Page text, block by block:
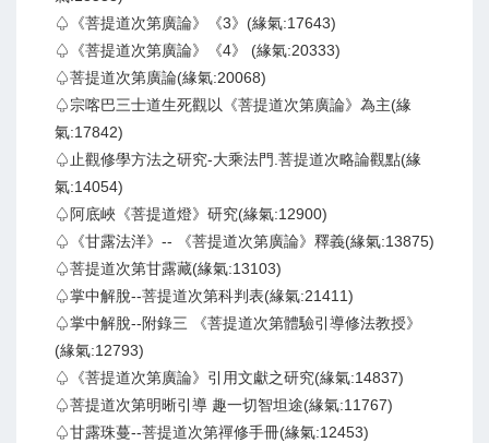
♤《菩提道次第廣論》《3》(緣氣:17643)
♤《菩提道次第廣論》《4》 (緣氣:20333)
♤菩提道次第廣論(緣氣:20068)
♤宗喀巴三士道生死觀以《菩提道次第廣論》為主(緣
氣:17842)
♤止觀修學方法之研究-大乘法門.菩提道次略論觀點(緣
氣:14054)
♤阿底峽《菩提道燈》研究(緣氣:12900)
♤《甘露法洋》-- 《菩提道次第廣論》釋義(緣氣:13875)
♤菩提道次第甘露藏(緣氣:13103)
♤掌中解脫--菩提道次第科判表(緣氣:21411)
♤掌中解脫--附錄三 《菩提道次第體驗引導修法教授》
(緣氣:12793)
♤《菩提道次第廣論》引用文獻之研究(緣氣:14837)
♤菩提道次第明晰引導 趣一切智坦途(緣氣:11767)
♤甘露珠蔓--菩提道次第禪修手冊(緣氣:12453)